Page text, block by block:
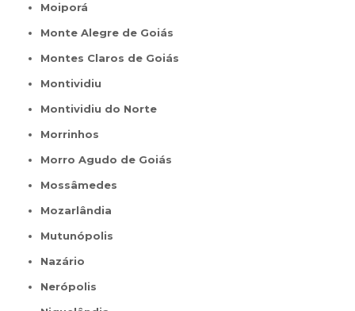
Moiporá
Monte Alegre de Goiás
Montes Claros de Goiás
Montividiu
Montividiu do Norte
Morrinhos
Morro Agudo de Goiás
Mossâmedes
Mozarlândia
Mutunópolis
Nazário
Nerópolis